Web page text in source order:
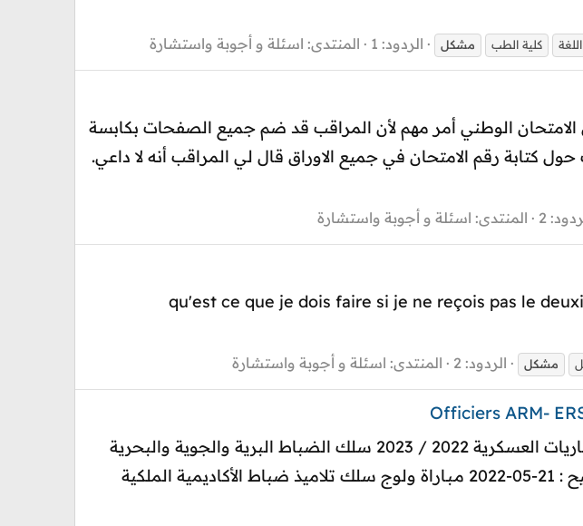
اللغة كلية الطب مشكل الردود: 1 المنتدى: اسئلة و أجوبة واستشارة
الوطني أمر مهم لأن المراقب قد ضم جميع الصفحات بكابسة
كتابة رقم الامتحان في جميع الاوراق قال لي المراقب أنه لا داعي.
2 المنتدى: اسئلة و أجوبة واستشارة
qu'est ce que je dois faire si je ne reçois pas le
مشكل الردود: 2 المنتدى: اسئلة و أجوبة واستشارة
شرح كيفة التسجيل الطريقة الصحيحة توضيحات وشروحات بشأن المباريات العسكرية 2022 / 2023 سلك الضباط البرية والجوية والبحرية
تساؤلات و إجابات Officiers: ARM- ERSSM-ERA-ERN اخر أجل للترشيح : 21-05-2022 مـبـاراة ولوج سلك تلاميذ ضباط الأكاديمية الملكية